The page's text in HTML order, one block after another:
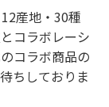
産地・30種
コラボレーシ
コラボ商品の
ちしておりま